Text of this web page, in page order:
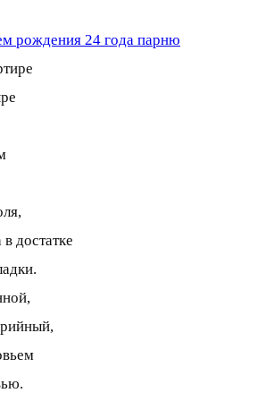
рождения 24 года парню
достатке